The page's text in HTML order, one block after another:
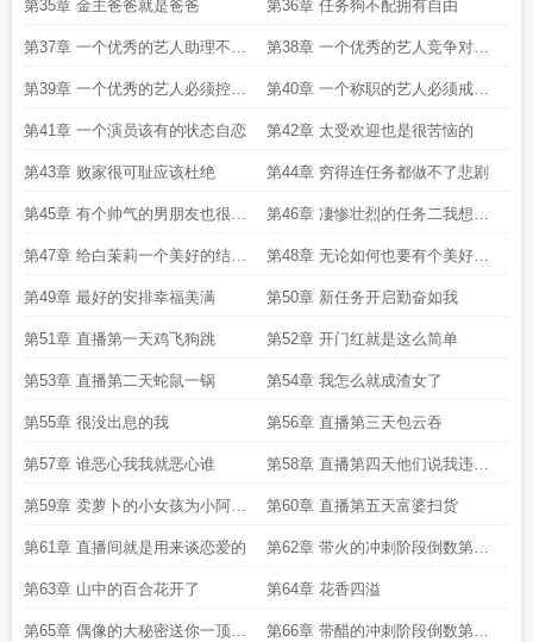
第35章 金主爸爸就是爸爸 第36章 任务狗不配拥有自由
第37章 一个优秀的艺人助理不嫌
多
第38章 一个优秀的艺人竞争对手
不能少
第39章 一个优秀的艺人必须控制
食量
第40章 一个称职的艺人必须戒巧
克力
第41章 一个演员该有的状态自恋 第42章 太受欢迎也是很苦恼的
第43章 败家很可耻应该杜绝 第44章 穷得连任务都做不了悲剧
第45章 有个帅气的男朋友也很烦
恼
第46章 凄惨壮烈的任务二我想灭
口
第47章 给白茉莉一个美好的结局
棒棒哒
第48章 无论如何也要有个美好的
结局
第49章 最好的安排幸福美满 第50章 新任务开启勤奋如我
第51章 直播第一天鸡飞狗跳 第52章 开门红就是这么简单
第53章 直播第二天蛇鼠一锅 第54章 我怎么就成渣女了
第55章 很没出息的我 第56章 直播第三天包云吞
第57章 谁恶心我我就恶心谁 第58章 直播第四天他们说我违规
了
第59章 卖萝卜的小女孩为小阿斗
加更
第60章 直播第五天富婆扫货
第61章 直播间就是用来谈恋爱的 第62章 带火的冲刺阶段倒数第五
天
第63章 山中的百合花开了 第64章 花香四溢
第65章 偶像的大秘密送你一顶帽 第66章 带醋的冲刺阶段倒数第四